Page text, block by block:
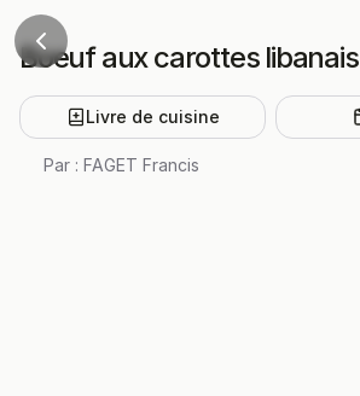
Boeuf aux carottes libanais
Livre de cuisine
Par : FAGET Francis